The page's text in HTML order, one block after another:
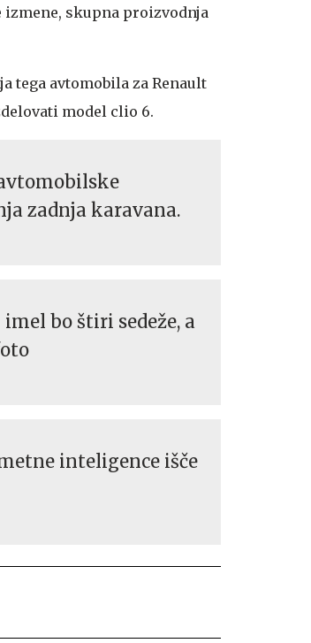
izmene, skupna proizvodnja
tega avtomobila za Renault
model clio 6.
zadnja karavana.
bo štiri sedeže, a
inteligence išče